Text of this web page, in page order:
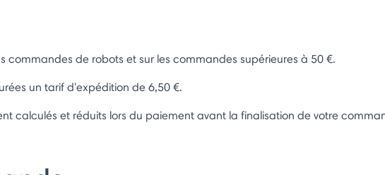
commandes de robots et sur les commandes supérieures à 50 €.
un tarif d'expédition de 6,50 €.
calculés et réduits lors du paiement avant la finalisation de votre